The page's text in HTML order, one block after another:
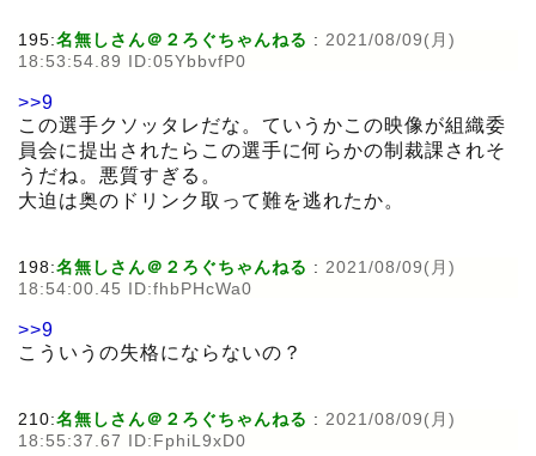
195:名無しさん＠２ろぐちゃんねる : 2021/08/09(月)
18:53:54.89 ID:05YbbvfP0
>>9
この選手クソッタレだな。ていうかこの映像が組織委
員会に提出されたらこの選手に何らかの制裁課されそ
うだね。悪質すぎる。
大迫は奥のドリンク取って難を逃れたか。
198:名無しさん＠２ろぐちゃんねる : 2021/08/09(月)
18:54:00.45 ID:fhbPHcWa0
>>9
こういうの失格にならないの？
210:名無しさん＠２ろぐちゃんねる : 2021/08/09(月)
18:55:37.67 ID:FphiL9xD0